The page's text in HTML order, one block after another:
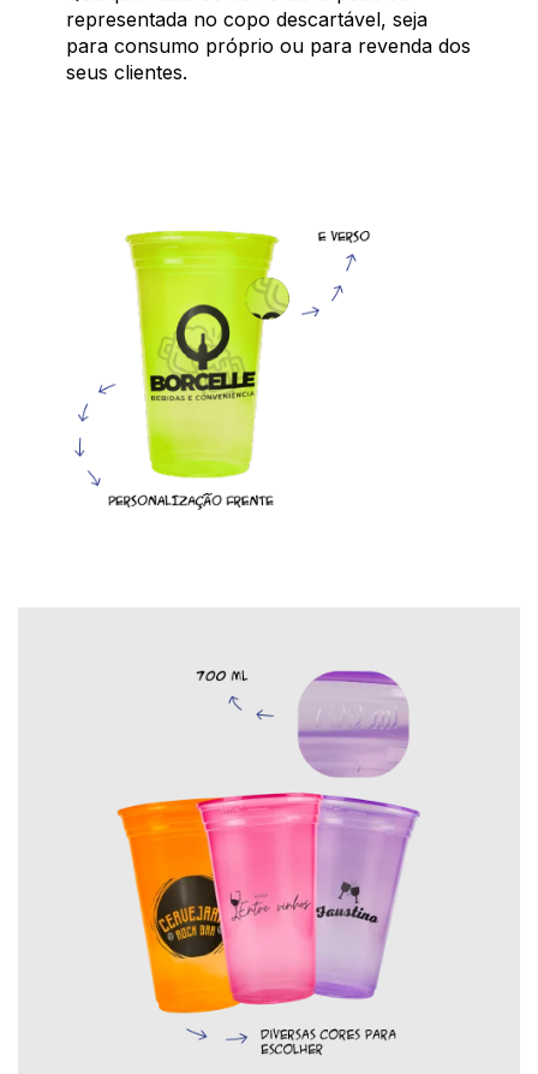
representada no copo descartável, seja
para consumo próprio ou para revenda dos
seus clientes.